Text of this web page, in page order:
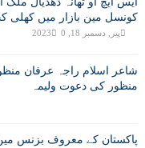
کونسل مین بازار میں کھلی
پیر, دسمبر 18, 2023 0
شاعر اسلام راجہ عرفان
منظور کی دعوت ولیمہ
پاکستان کے معروف بزنس